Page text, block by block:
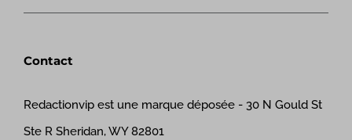
Contact
Redactionvip est une marque déposée - 30 N Gould St
Ste R Sheridan, WY 82801